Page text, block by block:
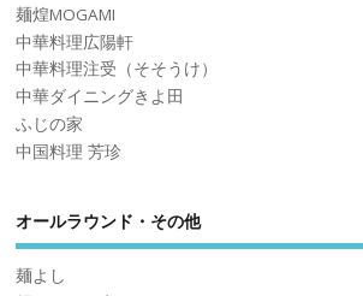
麺煌MOGAMI
中華料理広陽軒
中華料理注受（そそうけ）
中華ダイニングきよ田
ふじの家
中国料理 芳珍
オールラウンド・その他
麺よし